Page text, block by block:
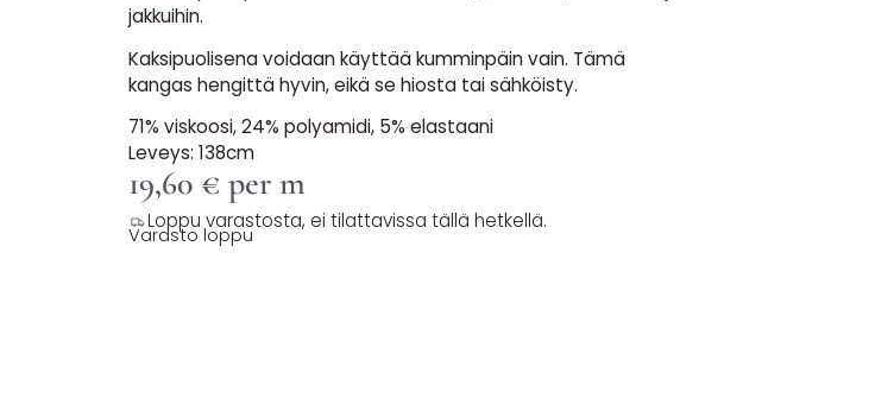
jakkuihin.
Kaksipuolisena voidaan käyttää kumminpäin vain. Tämä
kangas hengittä hyvin, eikä se hiosta tai sähköisty.
71% viskoosi, 24% polyamidi, 5% elastaani
Leveys: 138cm
19,60 € per m
Loppu varastosta, ei tilattavissa tällä hetkellä.
Varasto loppu